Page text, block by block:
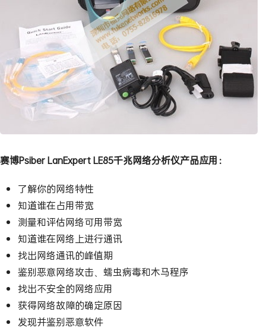
赛博Psiber LanExpert LE85千兆网络分析仪产品应用：
了解你的网络特性
知道谁在占用带宽
测量和评估网络可用带宽
知道谁在网络上进行通讯
找出网络通讯的峰值期
鉴别恶意网络攻击、蠕虫病毒和木马程序
找出不安全的网络应用
获得网络故障的确定原因
发现并鉴别恶意软件